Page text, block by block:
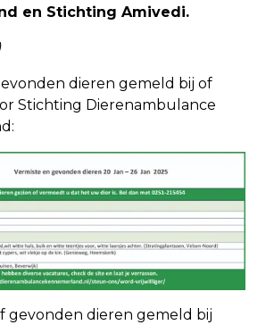
en Stichting Amivedi.
dieren gemeld bij of
Stichting Dierenambulance
gevonden dieren gemeld bij